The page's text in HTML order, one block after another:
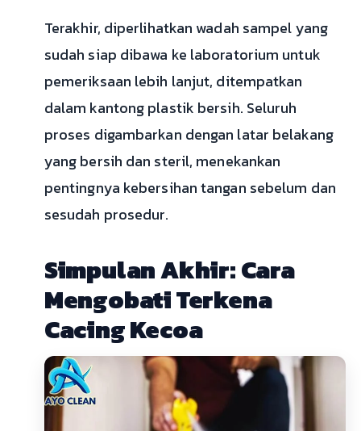
Terakhir, diperlihatkan wadah sampel yang
sudah siap dibawa ke laboratorium untuk
pemeriksaan lebih lanjut, ditempatkan
dalam kantong plastik bersih. Seluruh
proses digambarkan dengan latar belakang
yang bersih dan steril, menekankan
pentingnya kebersihan tangan sebelum dan
sesudah prosedur.
Simpulan Akhir: Cara
Mengobati Terkena
Cacing Kecoa